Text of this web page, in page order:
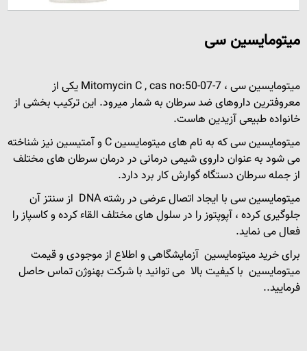
میتومایسین سی
میتومایسین سی ، Mitomycin C , cas no:50-07-7 یکی از
معروفترین داروهای ضد سرطان به شمار میرود. این ترکیب بخشی از
خانواده طبیعی آزیدین هاست.
میتومایسین سی که به نام های میتومایسین C و آمتیسین نیز شناخته
می شود به عنوان داروی شیمی درمانی در درمان سرطان های مختلف
از جمله سرطان دستگاه گوارش کار برد دارد.
میتومایسین سی با ایجاد اتصال عرضی در رشته DNA از سنتز آن
جلوگیری کرده ، آپوپتوز را در سلول های مختلف القاء کرده و کاسپاز را
فعال می نماید.
برای خرید میتومایسین آزمایشگاهی و اطلاع از موجودی و قیمت
میتومایسین با کیفیت بالا می توانید با شرکت بهنوژن تماس حاصل
فرمایید..